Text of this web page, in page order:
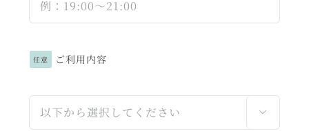
任意 ご利用内容
